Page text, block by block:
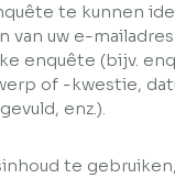
te kunnen
van uw e-
enquête (bijv.
of -kwestie,
enz.).
te